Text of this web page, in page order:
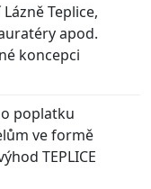
Teplice,
apod.
koncepci
poplatku
ve formě
TEPLICE